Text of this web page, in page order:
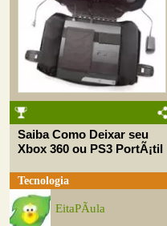
Saiba Como Deixar seu
Xbox 360 ou PS3 PortÃ¡til
Tecnologia
EitaPÃ­ula